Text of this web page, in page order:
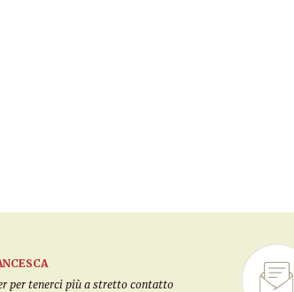
per tenerci più a stretto contatto